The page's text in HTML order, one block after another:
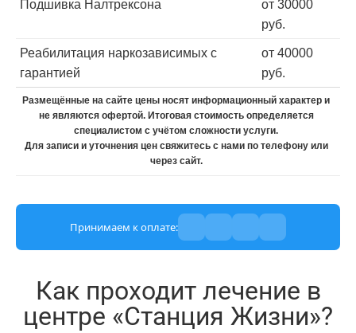
Подшивка Налтрексона
от 30000
руб.
Реабилитация наркозависимых с
гарантией
от 40000
руб.
Размещённые на сайте цены носят информационный характер и
не являются офертой. Итоговая стоимость определяется
специалистом с учётом сложности услуги.
Для записи и уточнения цен свяжитесь с нами по телефону или
через сайт.
Принимаем к оплате:
Как проходит лечение в
центре «Станция Жизни»?